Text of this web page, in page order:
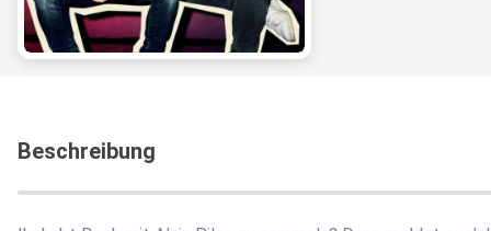
Beschreibung